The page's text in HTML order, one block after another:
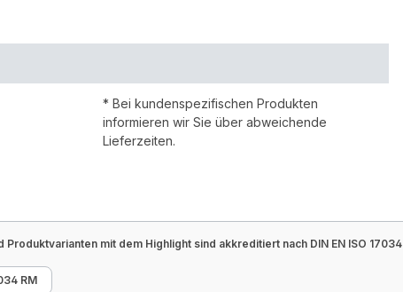
* Bei kundenspezifischen Produkten
informieren wir Sie über abweichende
Lieferzeiten.
mit dem Highlight sind akkreditiert nach DIN EN ISO 17034
RM